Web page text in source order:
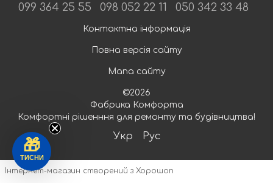
099 364 25 55 098 052 22 11 050 342 33 48
Контактна інформація
Повна версія сайту
Мапа сайту
©2026
Фабрика Комфорта
Комфортні рішенння для ремонту та будівництва!
Укр Рус
Інтернет-магазин створений з Хорошоп
🎁
ТИСНИ